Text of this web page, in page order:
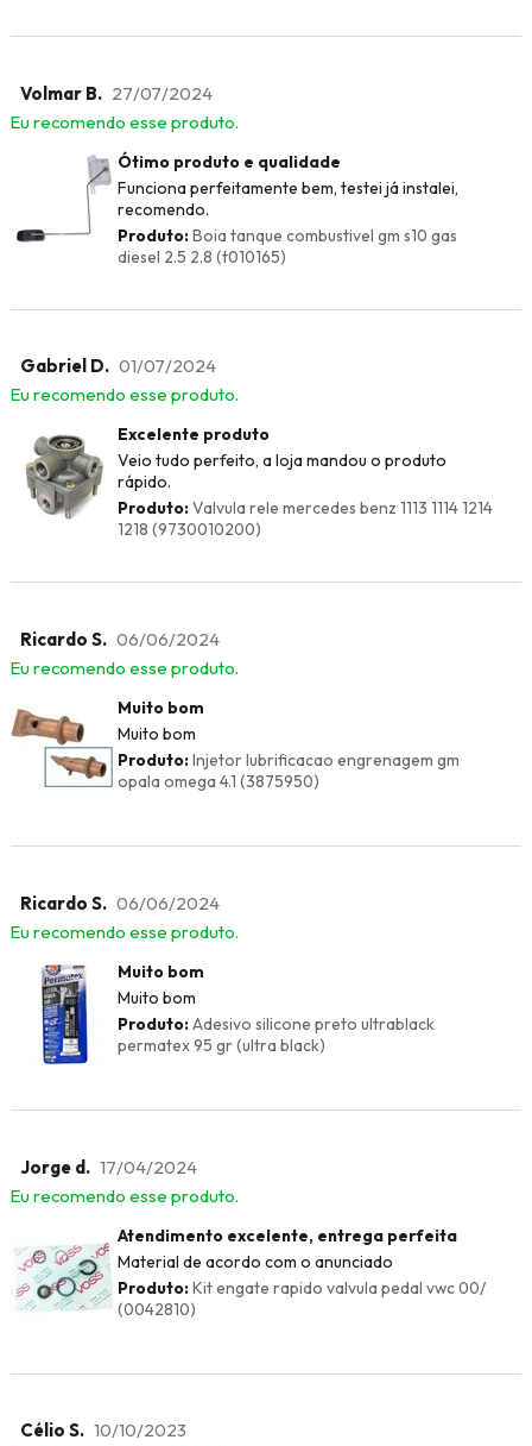
Volmar B. 27/07/2024
Eu recomendo esse produto.
Ótimo produto e qualidade
Funciona perfeitamente bem, testei já instalei,
recomendo.
Produto:Boia tanque combustivel gm s10 gas
diesel 2.5 2.8 (t010165)
Gabriel D. 01/07/2024
Eu recomendo esse produto.
Excelente produto
Veio tudo perfeito, a loja mandou o produto
rápido.
Produto:Valvula rele mercedes benz 1113 1114 1214
1218 (9730010200)
Ricardo S. 06/06/2024
Eu recomendo esse produto.
Muito bom
Muito bom
Produto:Injetor lubrificacao engrenagem gm
opala omega 4.1 (3875950)
Ricardo S. 06/06/2024
Eu recomendo esse produto.
Muito bom
Muito bom
Produto:Adesivo silicone preto ultrablack
permatex 95 gr (ultra black)
Jorge d. 17/04/2024
Eu recomendo esse produto.
Atendimento excelente, entrega perfeita
Material de acordo com o anunciado
Produto:Kit engate rapido valvula pedal vwc 00/
(0042810)
Célio S. 10/10/2023